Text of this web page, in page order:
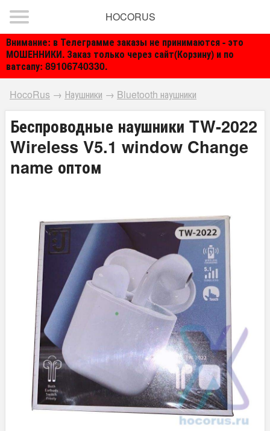
Внимание: в Телеграмме заказы не принимаются - это
МОШЕННИКИ. Заказ только через сайт(Корзину) и по
ватсапу: 89106740330.
HOCORUS
HocoRus → Наушники → Bluetooth наушники
Беспроводные наушники TW-2022
Wireless V5.1 window Change
name оптом